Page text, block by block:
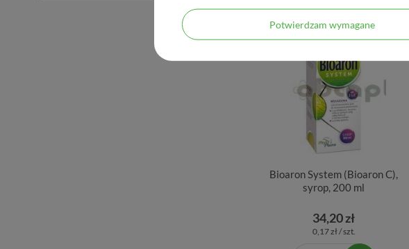
Bioaron System (Bioaron C),
syrop, 200 ml
34,20 zł
0,17 zł / szt.
Potwierdzam wymagane